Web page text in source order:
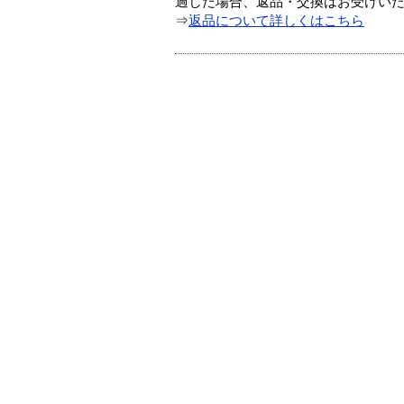
⇒返品について詳しくはこちら